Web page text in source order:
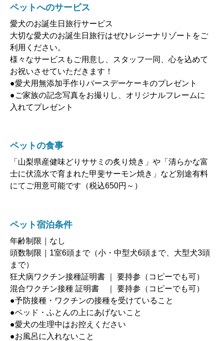
ペットへのサービス
愛犬のお誕生日旅行サービス
大切な愛犬のお誕生日旅行はぜひレジーナリゾートをご
利用ください。
様々なサービスもご用意し、スタッフ一同、心を込めて
お祝いさせていただきます！
●愛犬用無添加手作りバースデーケーキのプレゼント
●ご家族の記念写真をお撮りし、オリジナルフレームに
入れてプレゼント
ペットの食事
「山梨県産健味どりササミの炙り焼き」や「清らかな富
士に伏流水で育まれた甲斐サーモン焼き」など別途有料
にてご用意可能です（税込650円～）
ペット宿泊条件
年齢制限｜なし
頭数制限｜1室6頭まで（小・中型犬6頭まで、大型犬3頭
まで）
狂犬病ワクチン接種証明書 ｜ 要持参（コピーでも可）
混合ワクチン接種 証明書 ｜ 要持参（コピーでも可）
●予防接種・ワクチンの接種を受けていること
●ベッド・ふとんの上にあげないこと
●愛犬の生理中はお控えください
●お風呂に入れないこと